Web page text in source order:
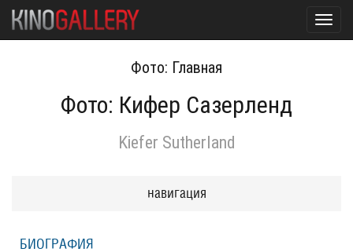
Фото: Главная
Фото: Кифер Сазерленд
Kiefer Sutherland
навигация
БИОГРАФИЯ